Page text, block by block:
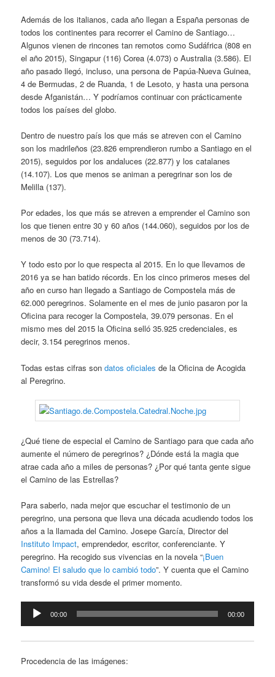
Además de los italianos, cada año llegan a España personas de
todos los continentes para recorrer el Camino de Santiago…
Algunos vienen de rincones tan remotos como Sudáfrica (808 en
el año 2015), Singapur (116) Corea (4.073) o Australia (3.586). El
año pasado llegó, incluso, una persona de Papúa-Nueva Guinea,
4 de Bermudas, 2 de Ruanda, 1 de Lesoto, y hasta una persona
desde Afganistán… Y podríamos continuar con prácticamente
todos los países del globo.
Dentro de nuestro país los que más se atreven con el Camino
son los madrileños (23.826 emprendieron rumbo a Santiago en el
2015), seguidos por los andaluces (22.877) y los catalanes
(14.107). Los que menos se animan a peregrinar son los de
Melilla (137).
Por edades, los que más se atreven a emprender el Camino son
los que tienen entre 30 y 60 años (144.060), seguidos por los de
menos de 30 (73.714).
Y todo esto por lo que respecta al 2015. En lo que llevamos de
2016 ya se han batido récords. En los cinco primeros meses del
año en curso han llegado a Santiago de Compostela más de
62.000 peregrinos. Solamente en el mes de junio pasaron por la
Oficina para recoger la Compostela, 39.079 personas. En el
mismo mes del 2015 la Oficina selló 35.925 credenciales, es
decir, 3.154 peregrinos menos.
Todas estas cifras sondatos oficiales de la Oficina de Acogida
al Peregrino.
¿Qué tiene de especial el Camino de Santiago para que cada año
aumente el número de peregrinos? ¿Dónde está la magia que
atrae cada año a miles de personas? ¿Por qué tanta gente sigue
el Camino de las Estrellas?
Para saberlo, nada mejor que escuchar el testimonio de un
peregrino, una persona que lleva una década acudiendo todos los
años a la llamada del Camino. Josepe García, Director del
Instituto Impact, emprendedor, escritor, conferenciante. Y
peregrino. Ha recogido sus vivencias en la novela “¡Buen
Camino! El saludo que lo cambió todo”. Y cuenta que el Camino
transformó su vida desde el primer momento.
Reproductor
00:00 00:00
Procedencia de las imágenes: